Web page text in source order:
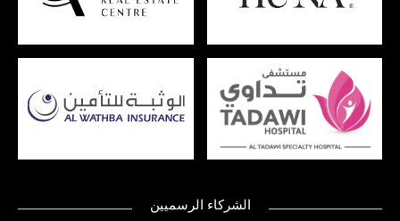
الشركاء الرسميين